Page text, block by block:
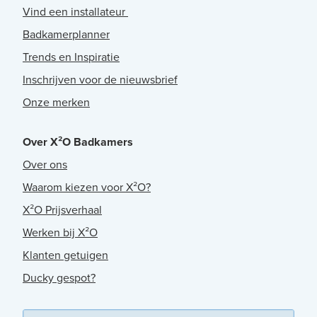
Vind een installateur
Badkamerplanner
Trends en Inspiratie
Inschrijven voor de nieuwsbrief
Onze merken
Over X²O Badkamers
Over ons
Waarom kiezen voor X²O?
X²O Prijsverhaal
Werken bij X²O
Klanten getuigen
Ducky gespot?